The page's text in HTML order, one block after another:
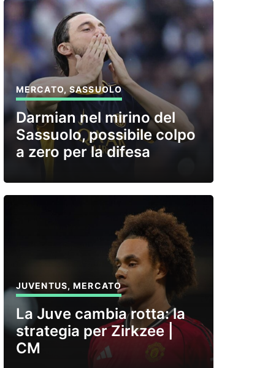
MERCATO,SASSUOLO
Darmian nel mirino del
Sassuolo, possibile colpo
a zero per la difesa
JUVENTUS,MERCATO
La Juve cambia rotta: la
strategia per Zirkzee |
CM